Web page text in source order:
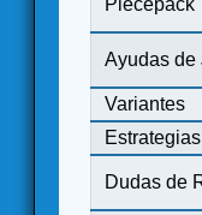
Piecepack
Ayudas de
Variantes
Estrategias
Dudas de